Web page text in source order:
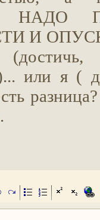
НАДО
И
или я (